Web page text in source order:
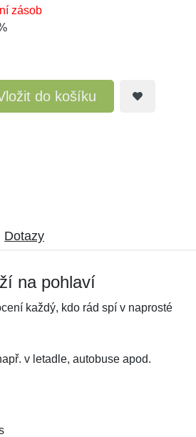
zásob
do košíku
Dotazy
na pohlaví
každý, kdo rád spí v naprosté
v letadle, autobuse apod.